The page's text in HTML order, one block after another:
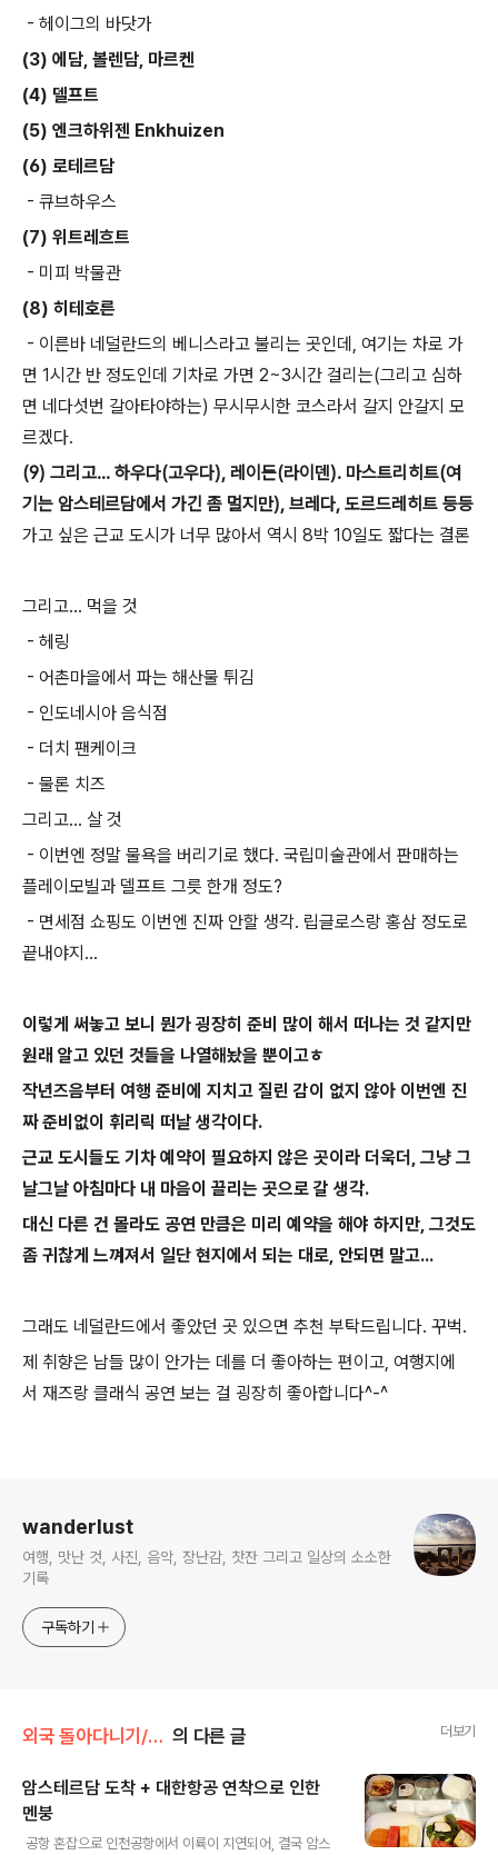
- 헤이그의 바닷가
(3) 에담, 볼렌담, 마르켄
(4) 델프트
(5) 엔크하위젠 Enkhuizen
(6) 로테르담
- 큐브하우스
(7) 위트레흐트
- 미피 박물관
(8) 히테호른
- 이른바 네덜란드의 베니스라고 불리는 곳인데, 여기는 차로 가
면 1시간 반 정도인데 기차로 가면 2~3시간 걸리는(그리고 심하
면 네다섯번 갈아타야하는) 무시무시한 코스라서 갈지 안갈지 모
르겠다.
(9) 그리고... 하우다(고우다), 레이든(라이덴). 마스트리히트(여
기는 암스테르담에서 가긴 좀 멀지만), 브레다, 도르드레히트 등등
가고 싶은 근교 도시가 너무 많아서 역시 8박 10일도 짧다는 결론
그리고... 먹을 것
- 헤링
- 어촌마을에서 파는 해산물 튀김
- 인도네시아 음식점
- 더치 팬케이크
- 물론 치즈
그리고... 살 것
- 이번엔 정말 물욕을 버리기로 했다. 국립미술관에서 판매하는
플레이모빌과 델프트 그릇 한개 정도?
- 면세점 쇼핑도 이번엔 진짜 안할 생각. 립글로스랑 홍삼 정도로
끝내야지...
이렇게 써놓고 보니 뭔가 굉장히 준비 많이 해서 떠나는 것 같지만
원래 알고 있던 것들을 나열해놨을 뿐이고ㅎ
작년즈음부터 여행 준비에 지치고 질린 감이 없지 않아 이번엔 진
짜 준비없이 휘리릭 떠날 생각이다.
근교 도시들도 기차 예약이 필요하지 않은 곳이라 더욱더, 그냥 그
날그날 아침마다 내 마음이 끌리는 곳으로 갈 생각.
대신 다른 건 몰라도 공연 만큼은 미리 예약을 해야 하지만, 그것도
좀 귀찮게 느껴져서 일단 현지에서 되는 대로, 안되면 말고...
그래도 네덜란드에서 좋았던 곳 있으면 추천 부탁드립니다. 꾸벅.
제 취향은 남들 많이 안가는 데를 더 좋아하는 편이고, 여행지에
서 재즈랑 클래식 공연 보는 걸 굉장히 좋아합니다^-^
wanderlust
여행, 맛난 것, 사진, 음악, 장난감, 찻잔 그리고 일상의 소소한
기록
구독하기
외국 돌아다니기/2016.08 The Netherlands 의 다른 글 더보기
암스테르담 도착 + 대한항공 연착으로 인한
멘붕
​​​​ 공항 혼잡으로 인천공항에서 이륙이 지연되어, 결국 암스